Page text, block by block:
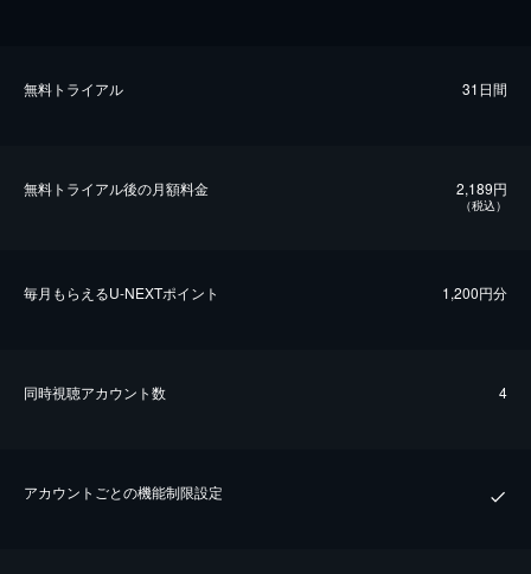
無料トライアル 31日間
無料トライアル後の⽉額料金 2,189円
（税込）
毎⽉もらえるU-NEXTポイント 1,200円分
同時視聴アカウント数 4
アカウントごとの機能制限設定